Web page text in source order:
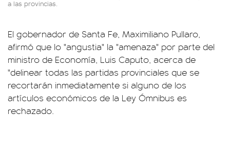
a las provincias.
El gobernador de Santa Fe, Maximiliano Pullaro,
afirmó que lo "angustia" la "amenaza" por parte del
ministro de Economía, Luis Caputo, acerca de
"delinear todas las partidas provinciales que se
recortarán inmediatamente si alguno de los
artículos económicos de la Ley Ómnibus es
rechazado.